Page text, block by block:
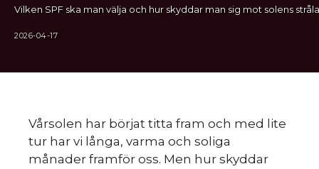
Vilken SPF ska man välja och hur skyddar man sig mot solens
2026-04-17
Vårsolen har börjat titta fram och med lite
tur har vi långa, varma och soliga
månader framför oss. Men hur skyddar